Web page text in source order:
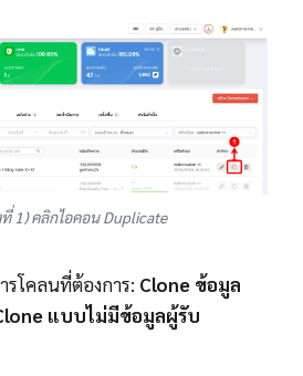
1) คลิกไอคอน Duplicate
โคลนที่ต้องการ: Clone ข้อมูล
แบบไม่มีข้อมูลผู้รับ